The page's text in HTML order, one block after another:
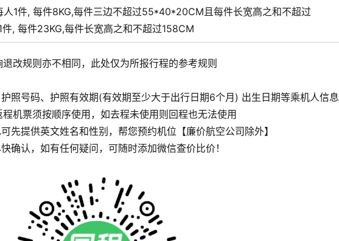
人1件, 每件8KG,每件三边不超过55*40*20CM且每件长宽高之和不超过
件, 每件23KG,每件长宽高之和不超过158CM
改规则亦不相同，此处仅为所报行程的参考规则
照号码、护照有效期(有效期至少大于出行日期6个月) 出生日期等乘机人信息
机票须按顺序使用，如去程未使用则回程也无法使用
先提供英文姓名和性别，帮您预约机位【廉价航空公司除外】
确认，如有任何疑问，可随时添加微信查价比价！